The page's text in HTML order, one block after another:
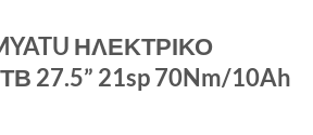
ΗΛΕΚΤΡΙΚΟ
27.5” 21sp 70Nm/10Ah